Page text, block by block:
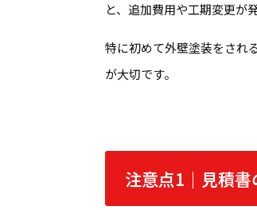
と、追加費用や工期変更が
特に初めて外壁塗装をされ
が大切です。
注意点1｜見積